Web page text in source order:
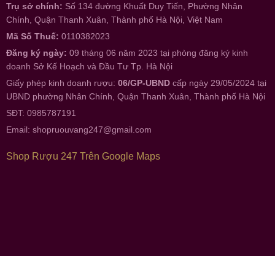
Trụ sở chính: Số 134 đường Khuất Duy Tiến, Phường Nhân
Chính, Quận Thanh Xuân, Thành phố Hà Nội, Việt Nam
Mã Số Thuế: 0110382023
Đăng ký ngày: 09 tháng 06 năm 2023 tại phòng đăng ký kinh
doanh Sở Kế Hoạch và Đầu Tư Tp. Hà Nội
Giấy phép kinh doanh rượu: 06/GP-UBND cấp ngày 29/05/2024 tại
UBND phường Nhân Chính, Quận Thanh Xuân, Thành phố Hà Nội
SĐT: 0985787191
Email: shopruouvang247@gmail.com
Shop Rượu 247 Trên Google Maps